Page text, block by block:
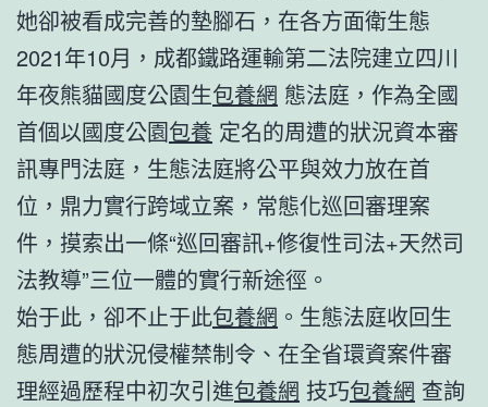
她卻被看成完善的墊腳石，在各方面衛生態
2021年10月，成都鐵路運輸第二法院建立四川
年夜熊貓國度公園生包養網 態法庭，作為全國
首個以國度公園包養 定名的周遭的狀況資本審
訊專門法庭，生態法庭將公平與效力放在首
位，鼎力實行跨域立案，常態化巡回審理案
件，摸索出一條“巡回審訊+修復性司法+天然司
法教導”三位一體的實行新途徑。
始于此，卻不止于此包養網 。生態法庭收回生
態周遭的狀況侵權禁制令、在全省環資案件審
理經過歷程中初次引進包養網 技巧包養網 查詢